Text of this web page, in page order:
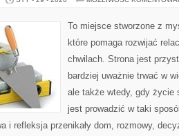
To miejsce stworzone z
które pomaga rozwijać
chwilach. Strona jest
bardziej uważnie trwać w
ale także wtedy, gdy życie
jest prowadzić w taki
i refleksja przenikały dom, rozmowy,